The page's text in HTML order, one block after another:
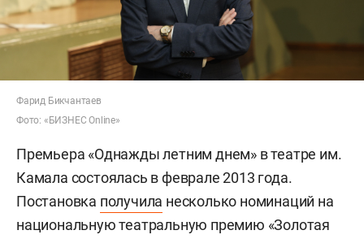
Фарид Бикчантаев
Фото: «БИЗНЕС Online»
Премьера «Однажды летним днем» в театре им.
Камала состоялась в феврале 2013 года.
Постановка получила несколько номинаций на
национальную театральную премию «Золотая